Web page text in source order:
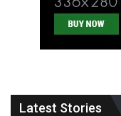
Latest Stories